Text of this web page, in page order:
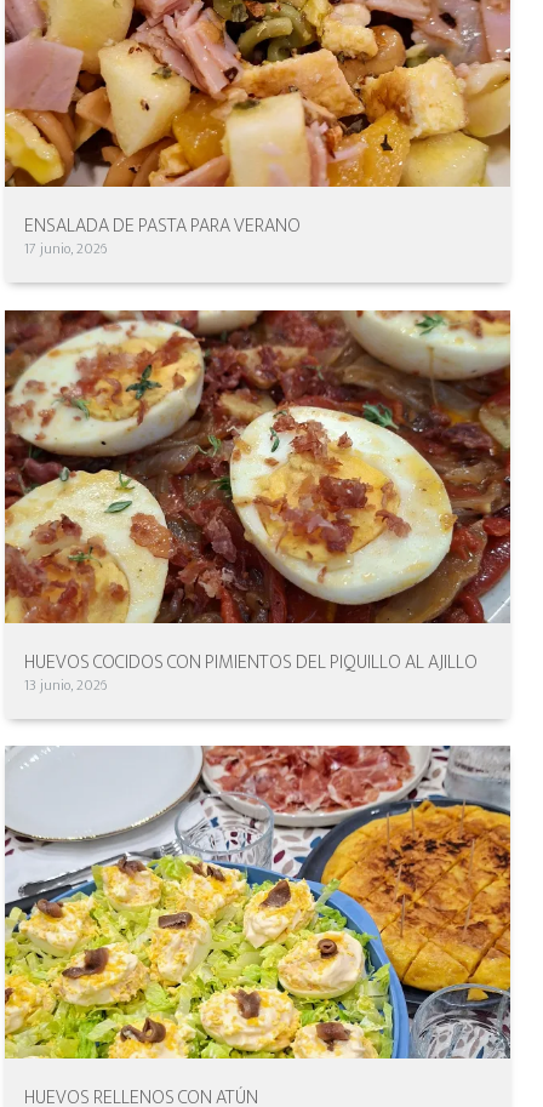
ENSALADA DE PASTA PARA VERANO
17 junio, 2026
HUEVOS COCIDOS CON PIMIENTOS DEL PIQUILLO AL AJILLO
13 junio, 2026
HUEVOS RELLENOS CON ATÚN